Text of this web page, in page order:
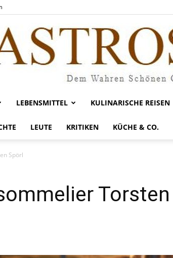
Gastrosofie
LEBENSMITTEL KULINARISCHE REISEN
LEUTE KRITIKEN KÜCHE & CO.
Spörl
Torsten